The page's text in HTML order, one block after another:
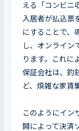
える「コンビニ
入居者が払込票
にすることで、
し、オンライン
ります。これに
保証会社は、釣
ど、煩雑な家賃
このようにイン
開によって決済